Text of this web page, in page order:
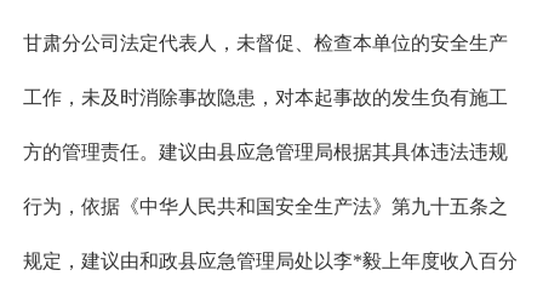
甘肃分公司法定代表人，未督促、检查本单位的安全生产
工作，未及时消除事故隐患，对本起事故的发生负有施工
方的管理责任。建议由县应急管理局根据其具体违法违规
行为，依据《中华人民共和国安全生产法》第九十五条之
规定，建议由和政县应急管理局处以李*毅上年度收入百分